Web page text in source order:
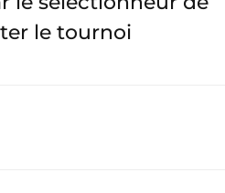
le tournoi